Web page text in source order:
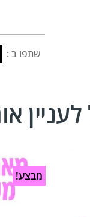
שתפו ב :
לעניין
מבצע!